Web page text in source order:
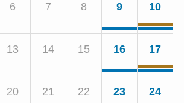
6 7 8 9 10
13 14 15 16 17
20 21 22 23 24